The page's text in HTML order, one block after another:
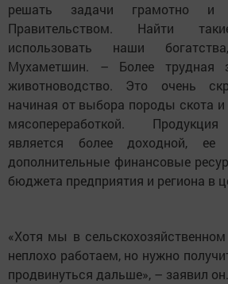
решать задачи грамотно
Правительством. Найти
использовать наши
Мухаметшин. – Более трудная
животноводство. Это очень
начиная от выбора породы скота и
мясопереработкой.
является более доходной, ее
дополнительные финансовые
бюджета предприятия и региона в
«Хотя мы в
неплохо работаем, но нужно
продвинуться дальше», – заявил он.